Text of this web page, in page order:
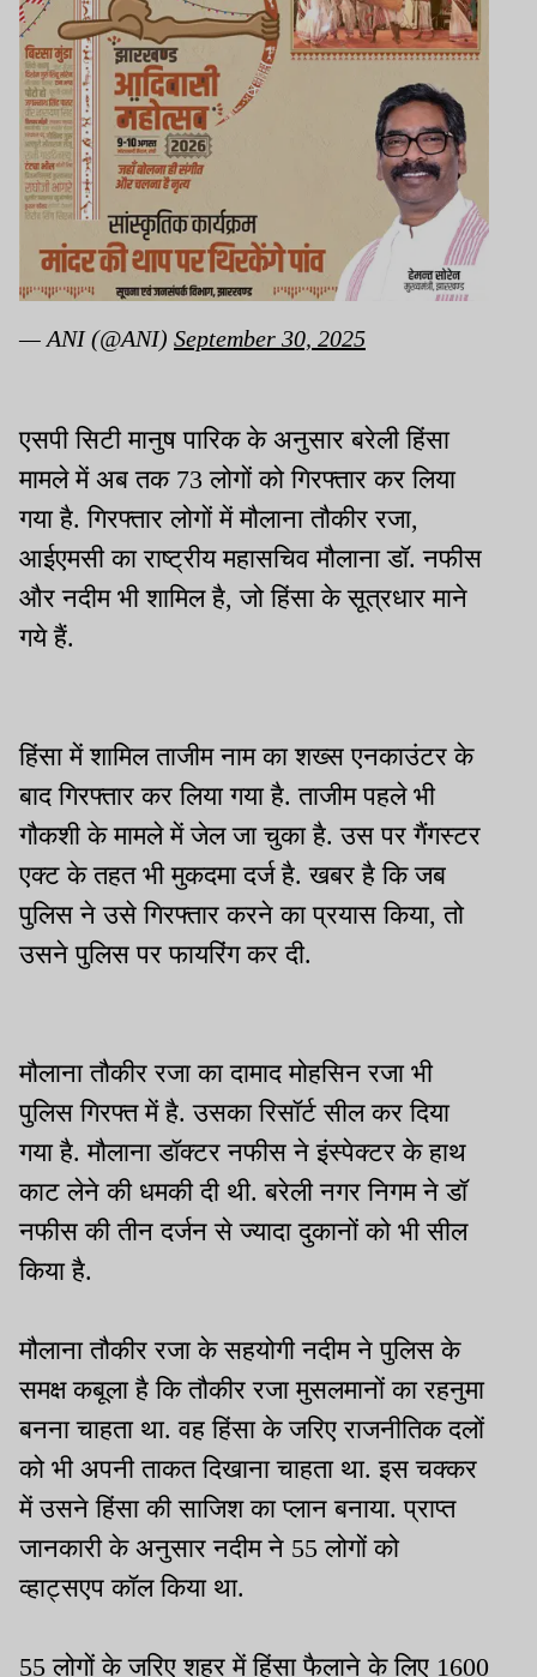
— ANI (@ANI) September 30, 2025
एसपी सिटी मानुष पारिक के अनुसार बरेली हिंसा
मामले में अब तक 73 लोगों को गिरफ्तार कर लिया
गया है. गिरफ्तार लोगों में मौलाना तौकीर रजा,
आईएमसी का राष्ट्रीय महासचिव मौलाना डॉ. नफीस
और नदीम भी शामिल है, जो हिंसा के सूत्रधार माने
गये हैं.
हिंसा में शामिल ताजीम नाम का शख्स एनकाउंटर के
बाद गिरफ्तार कर लिया गया है. ताजीम पहले भी
गौकशी के मामले में जेल जा चुका है. उस पर गैंगस्टर
एक्ट के तहत भी मुकदमा दर्ज है. खबर है कि जब
पुलिस ने उसे गिरफ्तार करने का प्रयास किया, तो
उसने पुलिस पर फायरिंग कर दी.
मौलाना तौकीर रजा का दामाद मोहसिन रजा भी
पुलिस गिरफ्त में है. उसका रिसॉर्ट सील कर दिया
गया है. मौलाना डॉक्टर नफीस ने इंस्पेक्टर के हाथ
काट लेने की धमकी दी थी. बरेली नगर निगम ने डॉ
नफीस की तीन दर्जन से ज्यादा दुकानों को भी सील
किया है.
मौलाना तौकीर रजा के सहयोगी नदीम ने पुलिस के
समक्ष कबूला है कि तौकीर रजा मुसलमानों का रहनुमा
बनना चाहता था. वह हिंसा के जरिए राजनीतिक दलों
को भी अपनी ताकत दिखाना चाहता था. इस चक्कर
में उसने हिंसा की साजिश का प्लान बनाया. प्राप्त
जानकारी के अनुसार नदीम ने 55 लोगों को
व्हाट्सएप कॉल किया था.
55 लोगों के जरिए शहर में हिंसा फैलाने के लिए 1600